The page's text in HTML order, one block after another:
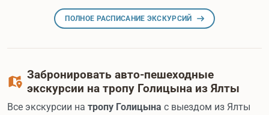
ПОЛНОЕ РАСПИСАНИЕ ЭКСКУРСИЙ
Забронировать авто-пешеходные
экскурсии на тропу Голицына из Ялты
Все экскурсии на тропу Голицына с выездом из Ялты